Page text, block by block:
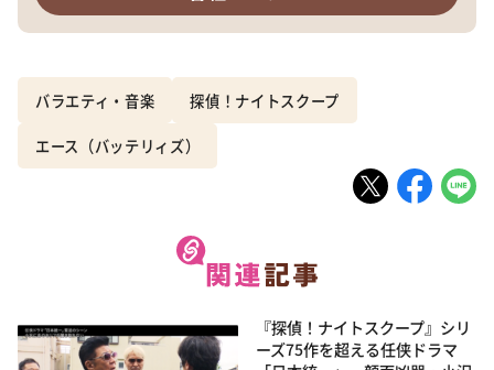
バラエティ・音楽 探偵！ナイトスクープ
エース（バッテリィズ）
『探偵！ナイトスクープ』シリ
ーズ75作を超える任侠ドラマ